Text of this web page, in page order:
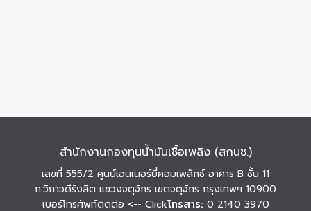
สำนักงานกองทุนน้ำมันเชื้อเพลิง (สกนช.)
เลขที่ 555/2 ศูนย์เอนเนอร์ยี่คอมเพล็กซ์ อาคาร B ชั้น 11
ถ.วิภาวดีรังสิต แขวงจตุจักร เขตจตุจักร กรุงเทพฯ 10900
เบอร์โทรศัพท์ติดต่อ <-- Clickโทรสาร: 0 2140 3970